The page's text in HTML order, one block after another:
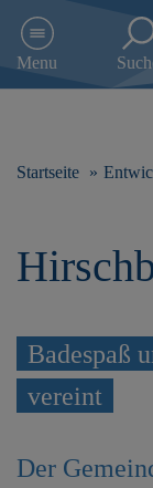
e
Menu
Startseite
Badespaß
vereint
Der